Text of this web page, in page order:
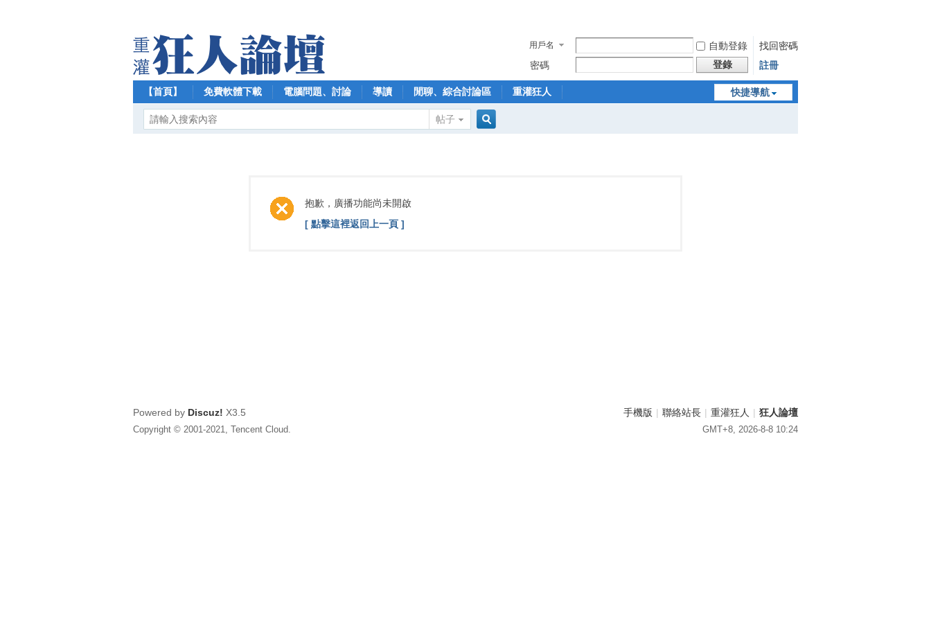
用戶名 自動登錄
找回密碼
密碼
登錄 註冊
快捷導航
【首頁】 免費軟體下載 電腦問題、討論 導讀 閒聊、綜合討論區 重灌狂人
帖子
抱歉，廣播功能尚未開啟
[ 點擊這裡返回上一頁 ]
手機版 | 聯絡站長 | 重灌狂人 | 狂人論壇
GMT+8, 2026-8-8 10:24
Powered by Discuz! X3.5
Copyright © 2001-2021, Tencent Cloud.